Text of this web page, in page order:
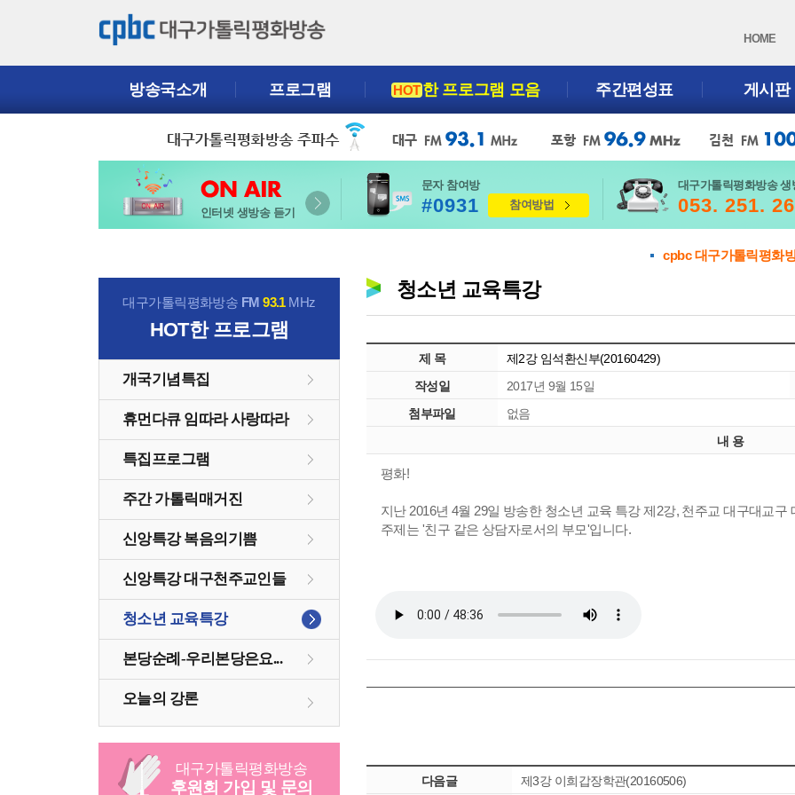
HOME
방송국소개 프로그램 HOT한 프로그램 모음 주간편성표 게시판
인터넷 생방송 듣기
문자 참여방
#0931 참여방법
대구가톨릭평화방송 생
053. 251.
cpbc 대구가톨릭평화
대구가톨릭평화방송 FM93.1MHz
HOT한 프로그램
개국기념특집
휴먼다큐 임따라 사랑따라
특집프로그램
주간 가톨릭매거진
신앙특강 복음의기쁨
신앙특강 대구천주교인들
청소년 교육특강
본당순례-우리본당은요...
오늘의 강론
대구가톨릭평화방송
후원회 가입 및 문의
청소년 교육특강
제 목
제2강 임석환신부(20160429)
작성일
2017년 9월 15일
첨부파일
없음
내 용
평화!
지난 2016년 4월 29일 방송한 청소년 교육 특강 제2강, 천주교 대구대교
주제는 '친구 같은 상담자로서의 부모'입니다.
다음글 제3강 이희갑장학관(20160506)